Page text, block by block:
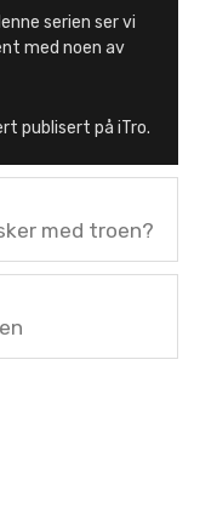
serien ser vi
med noen av
publisert på iTro.
med troen?